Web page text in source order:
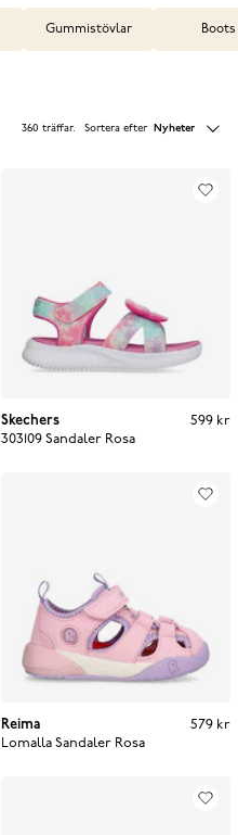
Gummistövlar Boots
360 träffar. Sortera efter Nyheter
Skechers
303109 Sandaler Rosa
599 kr
599 kr
Reima
Lomalla Sandaler Rosa
579 kr
579 kr